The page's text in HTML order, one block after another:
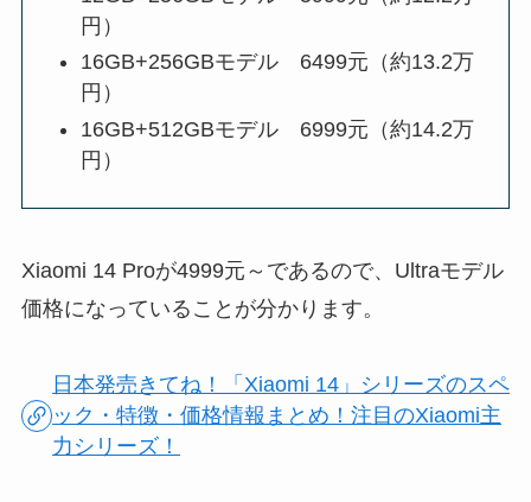
円）
16GB+256GBモデル 6499元（約13.2万
円）
16GB+512GBモデル 6999元（約14.2万
円）
Xiaomi 14 Proが4999元～であるので、Ultraモデル
価格になっていることが分かります。
日本発売きてね！「Xiaomi 14」シリーズのスペ
ック・特徴・価格情報まとめ！注目のXiaomi主
力シリーズ！